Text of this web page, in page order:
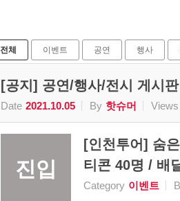
전체 이벤트 공연 행사
[공지] 공연/행사/전시 게시
Date 2021.10.05 By 핫슈머 Views
진입
[인천투어] 숨
티콘 40명 / 배
Category 이벤트